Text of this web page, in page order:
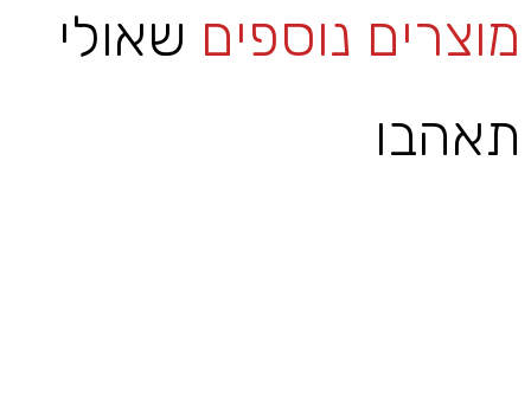
מוצרים נוספים שאולי
תאהבו